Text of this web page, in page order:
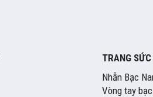
TRANG
Nhẫn Bạc
Vòng tay